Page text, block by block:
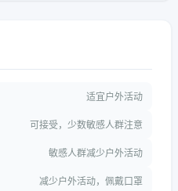
适宜户外活动
可接受，少数敏感人群注意
敏感人群减少户外活动
减少户外活动，佩戴口罩